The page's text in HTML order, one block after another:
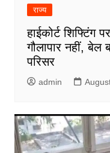
राज्य
हाईकोर्ट
गौलापार नहीं, बेल
परिसर
admin